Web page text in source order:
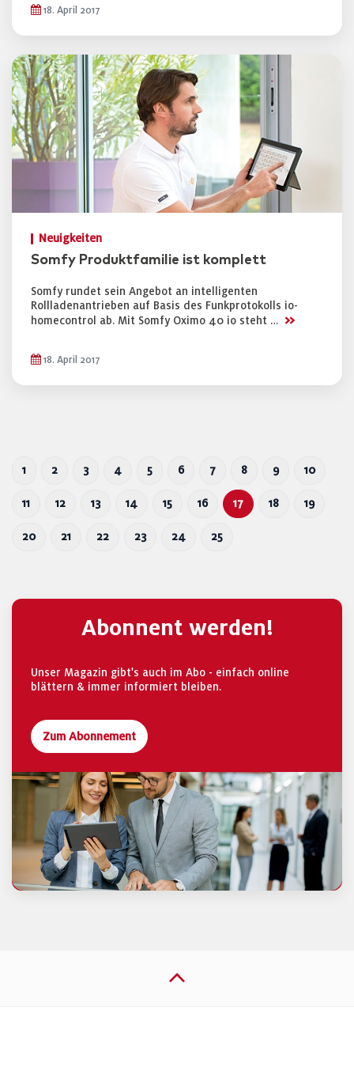
18. April 2017
Neuigkeiten
Somfy Produktfamilie ist komplett
Somfy rundet sein Angebot an intelligenten
Rollladenantrieben auf Basis des Funkprotokolls io-
homecontrol ab. Mit Somfy Oximo 40 io steht … >>
18. April 2017
1 2 3 4 5 6 7 8 9 10
11 12 13 14 15 16 17 18 19
20 21 22 23 24 25
Abonnent werden!
Unser Magazin gibt's auch im Abo - einfach online
blättern & immer informiert bleiben.
Zum Abonnement